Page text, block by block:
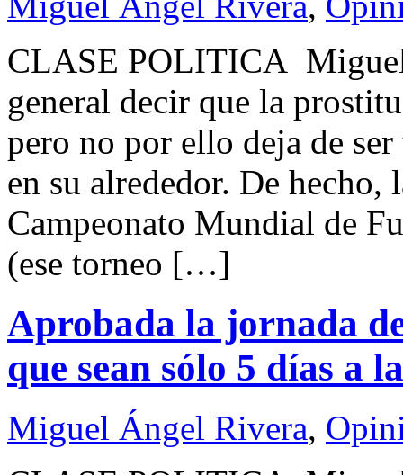
CLASE POLITICA
general decir que la
pero no por ello deja de
en su alrededor. De
Campeonato Mundial de
(ese torneo […]
Aprobada la jornada
que sean sólo 5 días a
Miguel Ángel Rivera,